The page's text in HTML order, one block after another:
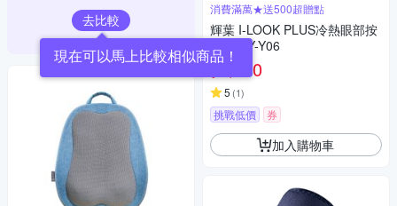
去比較
現在可以馬上比較相似商品！
消費滿萬★送500超贈點
輝葉 I-LOOK PLUS冷熱眼部按
摩器 HY-Y06
2,480
5 (1)
挑戰低價 券
加入購物車